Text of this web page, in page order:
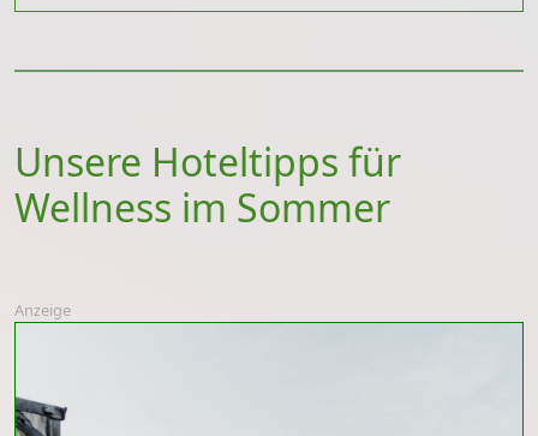
Unsere Hoteltipps für
Wellness im Sommer
Anzeige